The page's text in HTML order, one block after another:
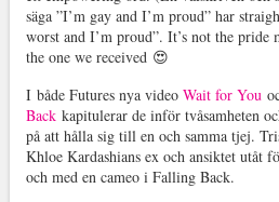
säga ”I’m gay and I’m proud” har
worst and I’m proud”. It’s not the pride
the one we received 😍
I både Futures nya video Wait for You
Backkapitulerar de inför tvåsamheten
på att hålla sig till en och samma tjej.
Khloe Kardashians ex och ansiktet utåt
och med en cameo i Falling Back.